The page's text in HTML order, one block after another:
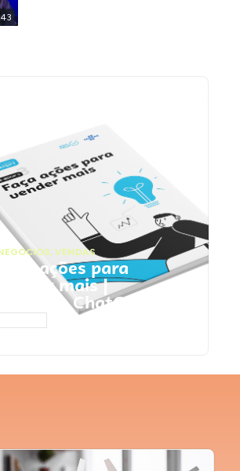
, VENDAS
Faça ações para
vender mais |
Prompts ChatGPT